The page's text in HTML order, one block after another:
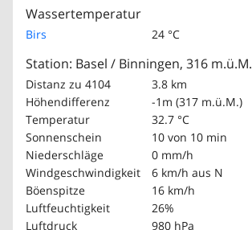
Wassertemperatur
Birs 24 °C
Station: Basel / Binningen, 316 m.ü.M.
Distanz zu 4104
3.8 km
Höhendifferenz
-1m (317 m.ü.M.)
Temperatur
32.7 °C
Sonnenschein
10 von 10 min
Niederschläge
0 mm/h
Windgeschwindigkeit
6 km/h aus N
Böenspitze
16 km/h
Luftfeuchtigkeit
26%
Luftdruck
980 hPa